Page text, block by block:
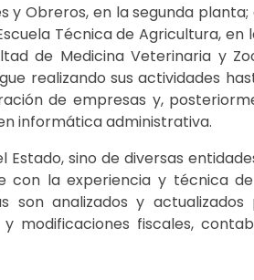
Obreros, en la segunda planta;
Técnica de Agricultura, en
de Medicina Veterinaria y
realizando sus actividades
de empresas y,
informática administrativa.
sino de diversas
con la experiencia y técnica
analizados y
modificaciones fiscales,